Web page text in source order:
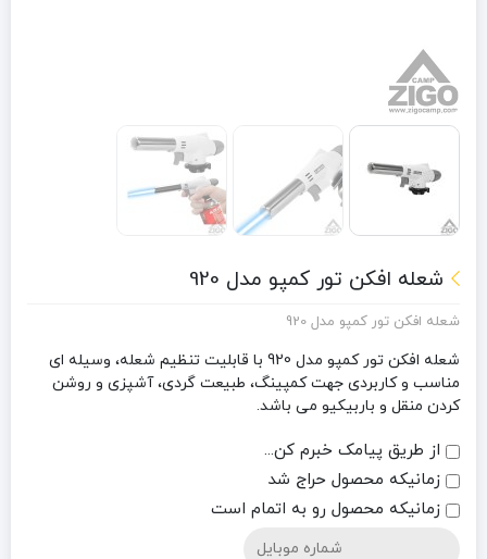
شعله افکن تور کمپو مدل 920
شعله افکن تور کمپو مدل 920
شعله افکن تور کمپو مدل 920 با قابلیت تنظیم شعله، وسیله ای
مناسب و کاربردی جهت کمپینگ، طبیعت گردی، آشپزی و روشن
کردن منقل و باربیکیو می باشد.
از طریق پیامک خبرم کن...
زمانیکه محصول حراج شد
زمانیکه محصول رو به اتمام است